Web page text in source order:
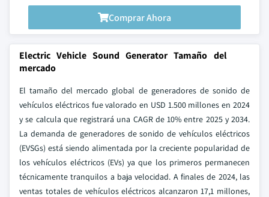
Comprar Ahora
Electric Vehicle Sound Generator Tamaño del
mercado
El tamaño del mercado global de generadores de sonido de
vehículos eléctricos fue valorado en USD 1.500 millones en 2024
y se calcula que registrará una CAGR de 10% entre 2025 y 2034.
La demanda de generadores de sonido de vehículos eléctricos
(EVSGs) está siendo alimentada por la creciente popularidad de
los vehículos eléctricos (EVs) ya que los primeros permanecen
técnicamente tranquilos a baja velocidad. A finales de 2024, las
ventas totales de vehículos eléctricos alcanzaron 17,1 millones,